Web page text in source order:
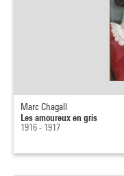
Marc Chagall
Les amoureux en gris
1916 - 1917